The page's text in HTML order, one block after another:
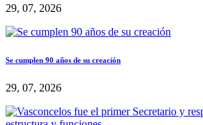
29, 07, 2026
Se cumplen 90 años de su creación
29, 07, 2026